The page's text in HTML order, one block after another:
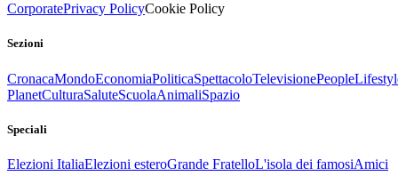
CorporatePrivacy PolicyCookie Policy
Sezioni
CronacaMondoEconomiaPoliticaSpettacoloTelevisionePeople
PlanetCulturaSaluteScuolaAnimaliSpazio
Speciali
Elezioni ItaliaElezioni esteroGrande FratelloL'isola dei famosiAmici